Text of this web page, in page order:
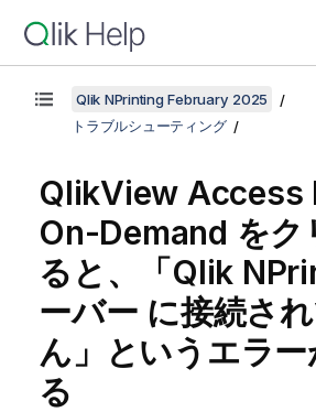
Qlik NPrinting February 2025
トラブルシューティング
QlikView Access
On-Demand をク
ると、「Qlik
ーバー に接続さ
ん」というエラ
る